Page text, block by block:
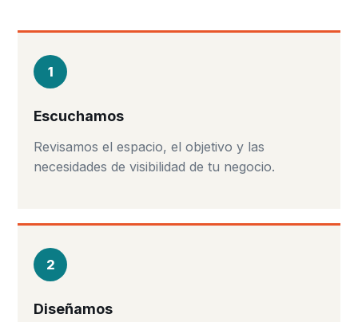
1
Escuchamos
Revisamos el espacio, el objetivo y las
necesidades de visibilidad de tu negocio.
2
Diseñamos